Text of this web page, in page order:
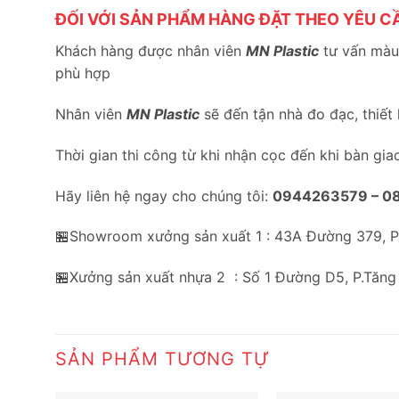
ĐỐI VỚI SẢN PHẨM HÀNG ĐẶT THEO YÊU
Khách hàng được nhân viên MN Plastic tư vấn
phù hợp
Nhân viên MN Plastic sẽ đến tận nhà đo đạc,
Thời gian thi công từ khi nhận cọc đến khi bàn
Hãy liên hệ ngay cho chúng tôi: 0944263579 –
🏪Showroom xưởng sản xuất 1 : 43A Đường 379,
🏪Xưởng sản xuất nhựa 2 : Số 1 Đường D5,
SẢN PHẨM TƯƠNG TỰ